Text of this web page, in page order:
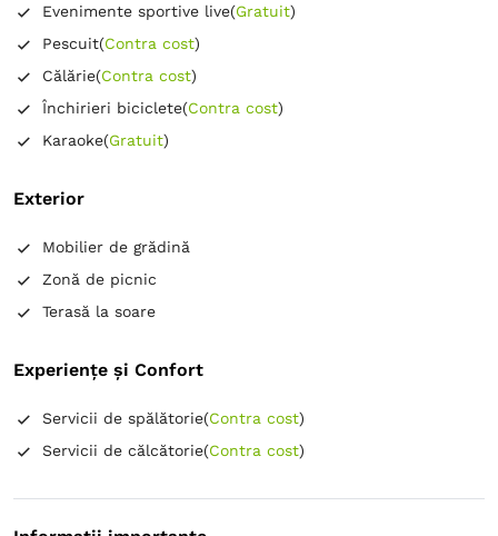
Evenimente sportive live(Gratuit)
Pescuit(Contra cost)
Călărie(Contra cost)
Închirieri biciclete(Contra cost)
Karaoke(Gratuit)
Exterior
Mobilier de grădină
Zonă de picnic
Terasă la soare
Experiențe și Confort
Servicii de spălătorie(Contra cost)
Servicii de călcătorie(Contra cost)